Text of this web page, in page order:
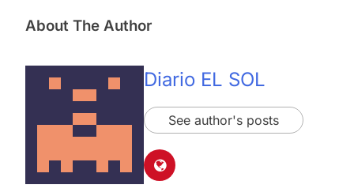
About The Author
Diario EL SOL
See author's posts